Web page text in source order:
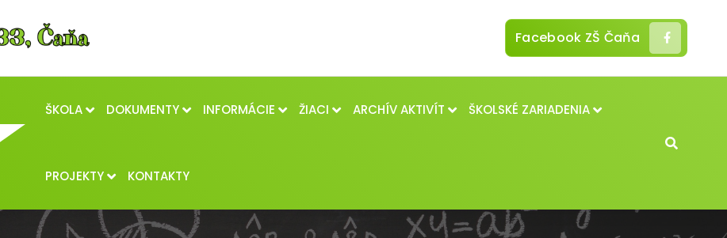
Facebook ZŠ Čaňa
ŠKOLA DOKUMENTY INFORMÁCIE ŽIACI ARCHÍV AKTIVÍT ŠKOLSKÉ ZARIADENIA
PROJEKTY KONTAKTY